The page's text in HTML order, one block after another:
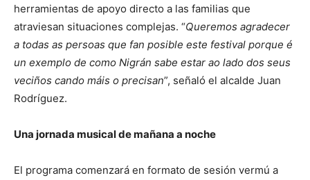
herramientas de apoyo directo a las familias que
atraviesan situaciones complejas. “Queremos agradecer
a todas as persoas que fan posible este festival porque é
un exemplo de como Nigrán sabe estar ao lado dos seus
veciños cando máis o precisan”, señaló el alcalde Juan
Rodríguez.
Una jornada musical de mañana a noche
El programa comenzará en formato de sesión vermú a